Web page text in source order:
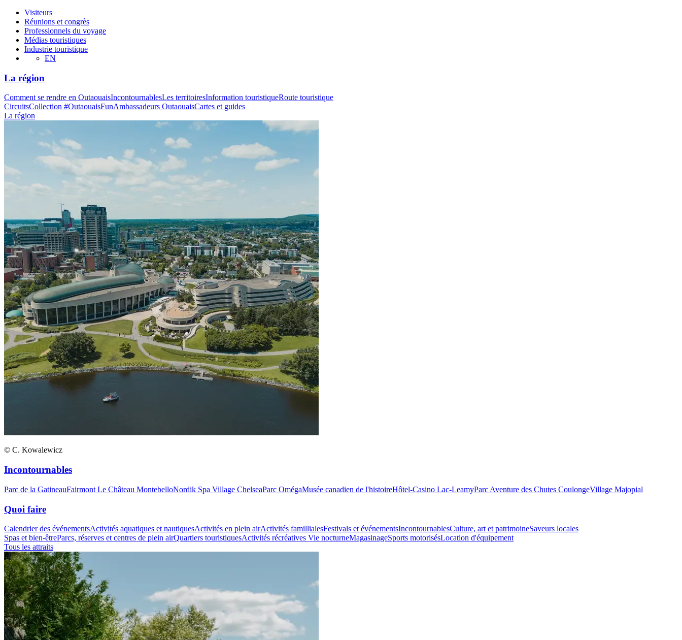
Visiteurs
Réunions et congrès
Professionnels du voyage
Médias touristiques
Industrie touristique
EN
La région
Comment se rendre en OutaouaisIncontournablesLes territoiresInformation touristiqueRoute touristique
CircuitsCollection #OutaouaisFunAmbassadeurs OutaouaisCartes et guides
La région
© C. Kowalewicz
Incontournables
Parc de la GatineauFairmont Le Château MontebelloNordik Spa Village ChelseaParc OmégaMusée canadien de l'histoireHôtel-Casino Lac-LeamyParc Aventure des Chutes CoulongeVillage Majopial
Quoi faire
Calendrier des événementsActivités aquatiques et nautiquesActivités en plein airActivités famillialesFestivals et événementsIncontournablesCulture, art et patrimoineSaveurs locales
Spas et bien-êtreParcs, réserves et centres de plein airQuartiers touristiquesActivités récréatives Vie nocturneMagasinageSports motorisésLocation d'équipement
Tous les attraits